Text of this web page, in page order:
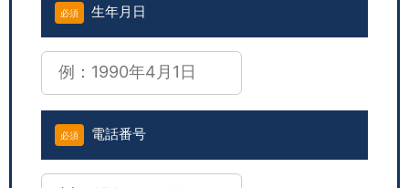
必須 生年月日
必須 電話番号